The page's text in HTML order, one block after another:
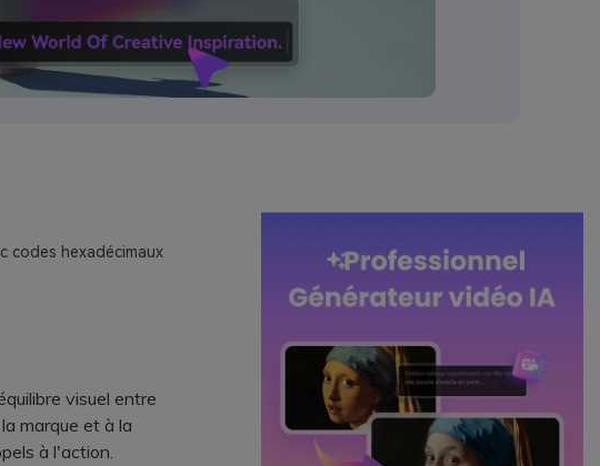
codes hexadécimaux
visuel entre
marque et à la
à l'action.